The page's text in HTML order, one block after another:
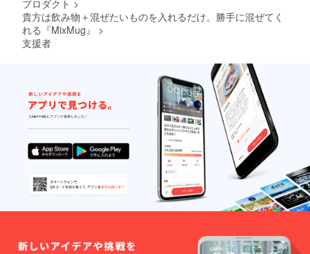
プロダクト >
貴方は飲み物＋混ぜたいものを入れるだけ。勝手に混ぜてく
れる『MixMug』
>
支援者